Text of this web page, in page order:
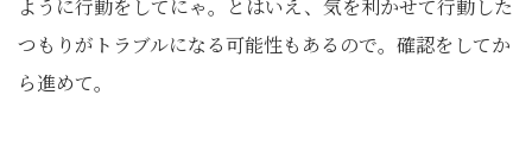
ように行動をしてにゃ。とはいえ、気を利かせて行動した
つもりがトラブルになる可能性もあるので。確認をしてか
ら進めて。